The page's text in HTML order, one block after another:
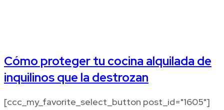
Cómo proteger tu cocina alquilada de
inquilinos que la destrozan
[ccc_my_favorite_select_button post_id="1605"]